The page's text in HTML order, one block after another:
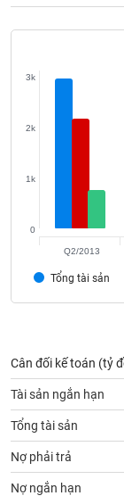
Tổng tài sản
0
1k
2k
3k
Q2/2013
Cân đối kế toán (tỷ
Tài sản ngắn hạn
Tổng tài sản
Nợ phải trả
Nợ ngắn hạn
Lãnh
Tin
Bài
viết
của
Báo
cáo
phân
tích
(-)